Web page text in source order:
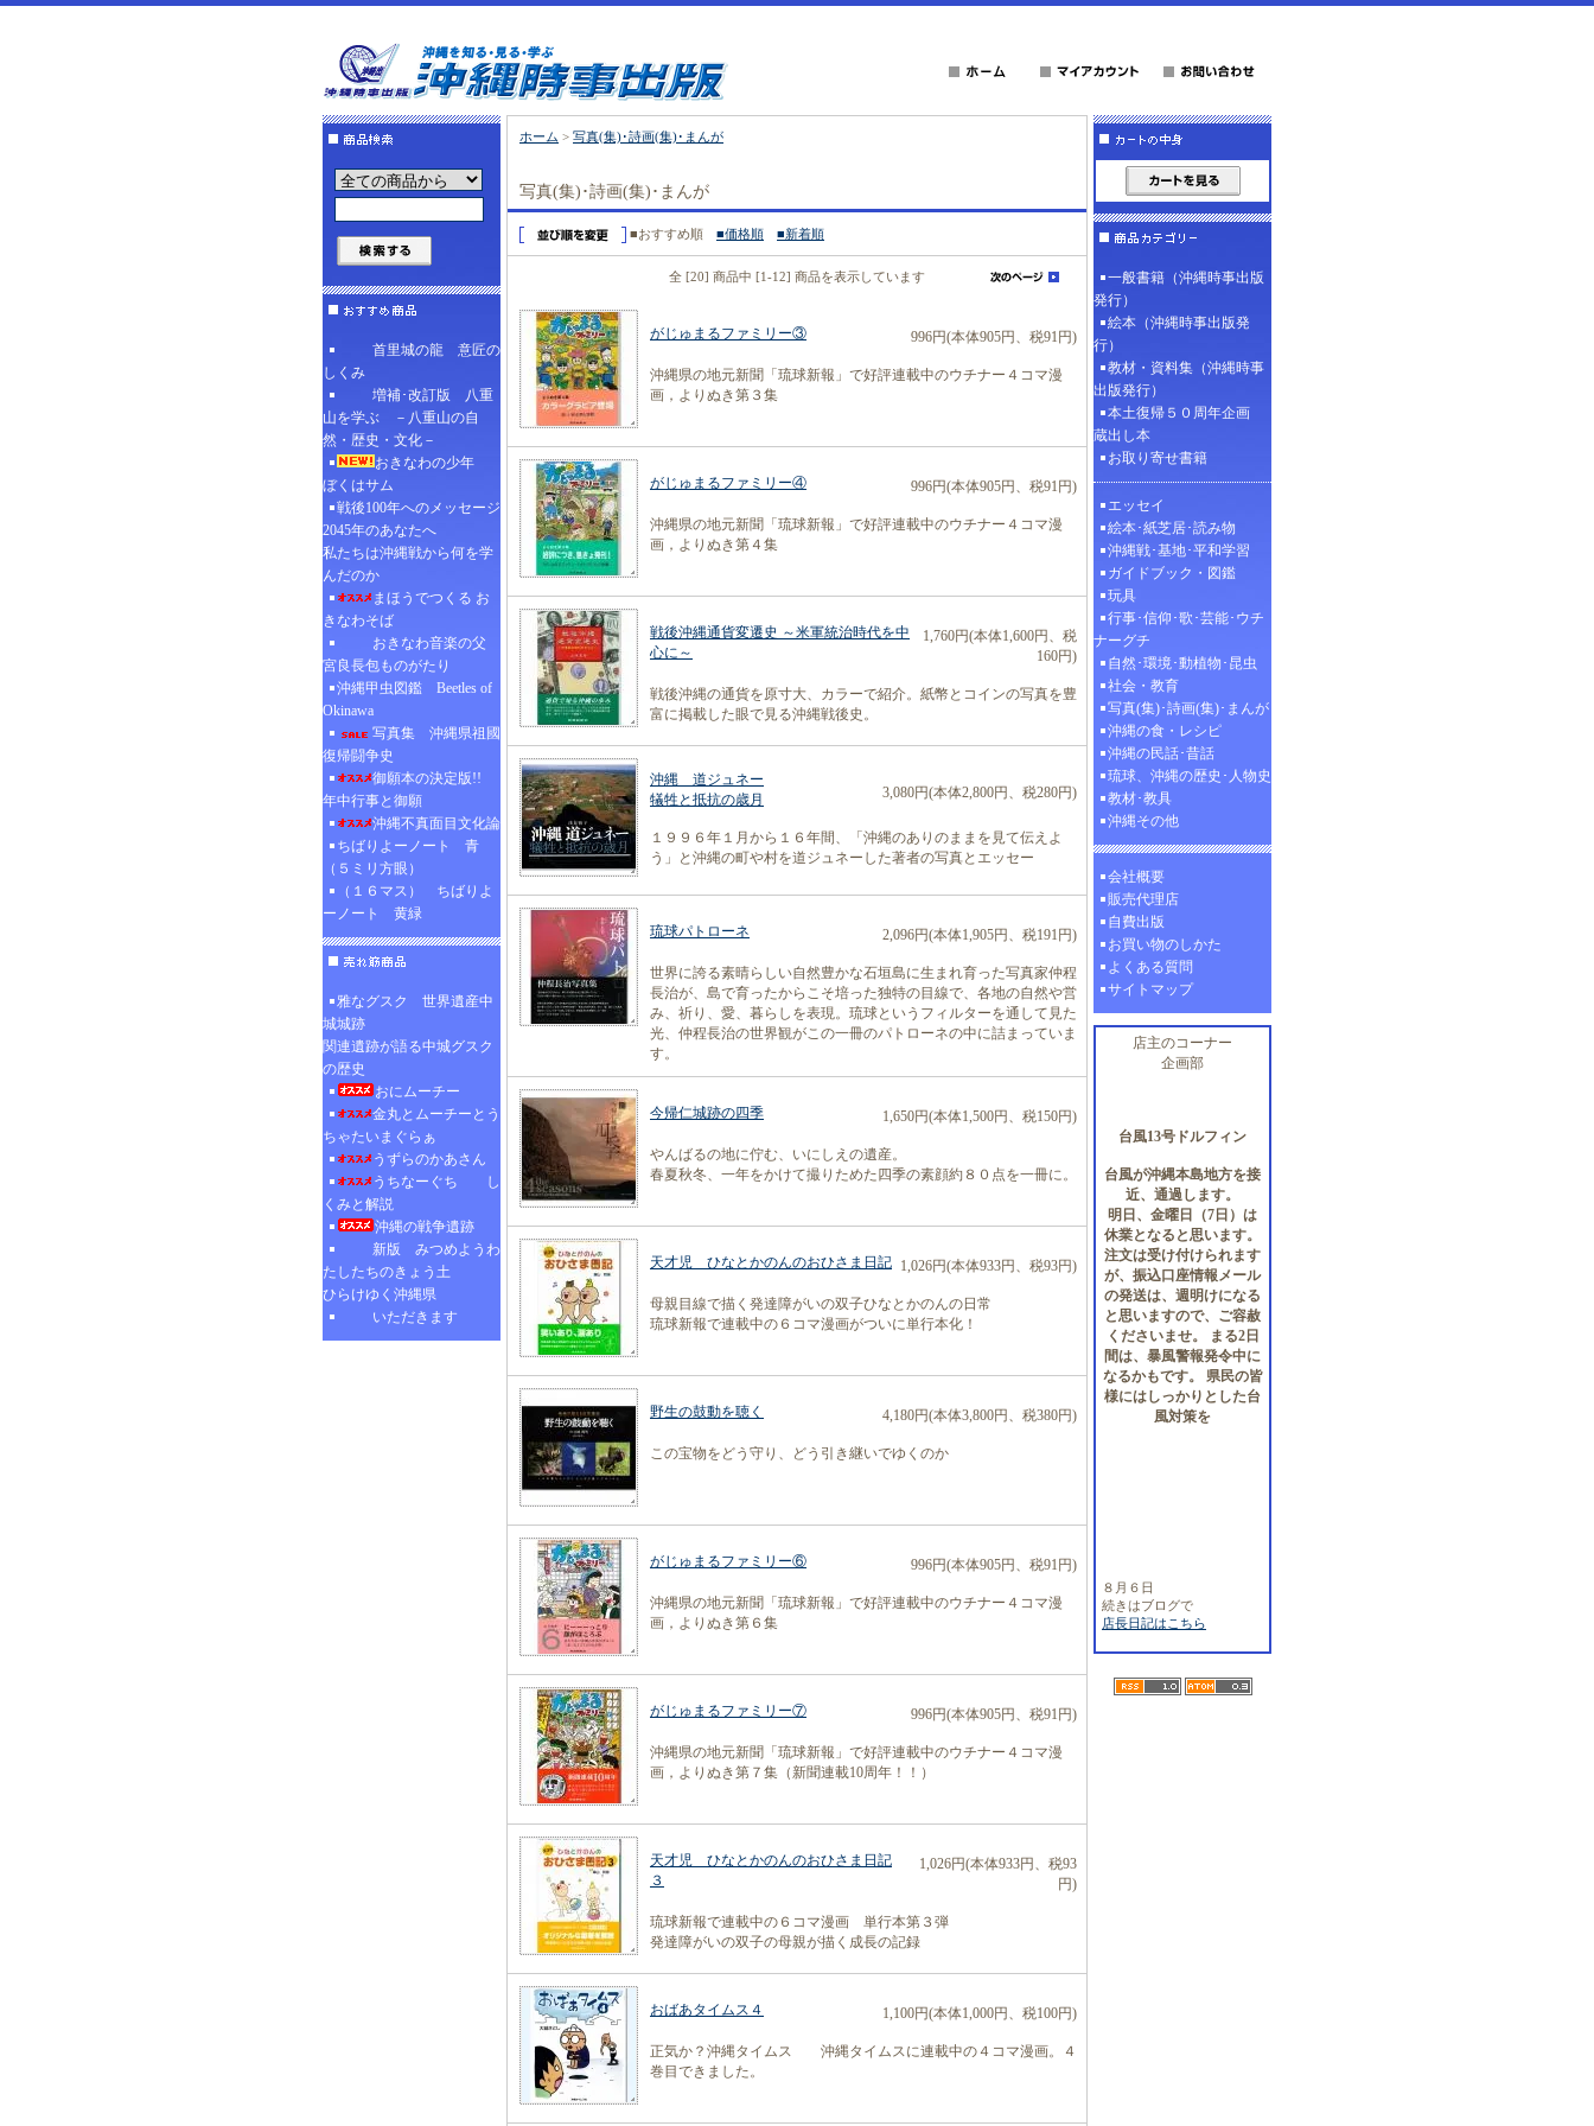
首里城の龍 意匠の
しくみ
増補･改訂版 八重
山を学ぶ －八重山の自
然・歴史・文化－
おきなわの少年
ぼくはサム
戦後100年へのメッセージ
2045年のあなたへ
私たちは沖縄戦から何を学
んだのか
まほうでつくる お
きなわそば
おきなわ音楽の父
宮良長包ものがたり
沖縄甲虫図鑑 Beetles of
Okinawa
写真集 沖縄県祖國
復帰闘争史
御願本の決定版!!
年中行事と御願
沖縄不真面目文化論
ちばりよーノート 青
（５ミリ方眼）
（１６マス） ちばりよ
ーノート 黄緑
雅なグスク 世界遺産中
城城跡
関連遺跡が語る中城グスク
の歴史
おにムーチー
金丸とムーチーとう
ちゃたいまぐらぁ
うずらのかあさん
うちなーぐち し
くみと解説
沖縄の戦争遺跡
新版 みつめようわ
たしたちのきょう土
ひらけゆく沖縄県
いただきます
ホーム > 写真(集)･詩画(集)･まんが
写真(集)･詩画(集)･まんが
■おすすめ順 ■価格順 ■新着順
全 [20] 商品中 [1-12] 商品を表示しています
がじゅまるファミリー③ 996円(本体905円、税91円)
沖縄県の地元新聞「琉球新報」で好評連載中のウチナー４コマ漫
画，よりぬき第３集
がじゅまるファミリー④ 996円(本体905円、税91円)
沖縄県の地元新聞「琉球新報」で好評連載中のウチナー４コマ漫
画，よりぬき第４集
戦後沖縄通貨変遷史 ～米軍統治時代を中
心に～
1,760円(本体1,600円、税
160円)
戦後沖縄の通貨を原寸大、カラーで紹介。紙幣とコインの写真を豊
富に掲載した眼で見る沖縄戦後史。
沖縄 道ジュネー
犠牲と抵抗の歳月
3,080円(本体2,800円、税280円)
１９９６年１月から１６年間、「沖縄のありのままを見て伝えよ
う」と沖縄の町や村を道ジュネーした著者の写真とエッセー
琉球パトローネ 2,096円(本体1,905円、税191円)
世界に誇る素晴らしい自然豊かな石垣島に生まれ育った写真家仲程
長治が、島で育ったからこそ培った独特の目線で、各地の自然や営
み、祈り、愛、暮らしを表現。琉球というフィルターを通して見た
光、仲程長治の世界観がこの一冊のパトローネの中に詰まっていま
す。
今帰仁城跡の四季 1,650円(本体1,500円、税150円)
やんばるの地に佇む、いにしえの遺産。
春夏秋冬、一年をかけて撮りためた四季の素顔約８０点を一冊に。
天才児 ひなとかのんのおひさま日記 1,026円(本体933円、税93円)
母親目線で描く発達障がいの双子ひなとかのんの日常
琉球新報で連載中の６コマ漫画がついに単行本化！
野生の鼓動を聴く 4,180円(本体3,800円、税380円)
この宝物をどう守り、どう引き継いでゆくのか
がじゅまるファミリー⑥ 996円(本体905円、税91円)
沖縄県の地元新聞「琉球新報」で好評連載中のウチナー４コマ漫
画，よりぬき第６集
がじゅまるファミリー⑦ 996円(本体905円、税91円)
沖縄県の地元新聞「琉球新報」で好評連載中のウチナー４コマ漫
画，よりぬき第７集（新聞連載10周年！！）
天才児 ひなとかのんのおひさま日記
３
1,026円(本体933円、税93
円)
琉球新報で連載中の６コマ漫画 単行本第３弾
発達障がいの双子の母親が描く成長の記録
おばあタイムス４ 1,100円(本体1,000円、税100円)
正気か？沖縄タイムス 沖縄タイムスに連載中の４コマ漫画。４
巻目できました。
一般書籍（沖縄時事出版
発行）
絵本（沖縄時事出版発
行）
教材・資料集（沖縄時事
出版発行）
本土復帰５０周年企画
蔵出し本
お取り寄せ書籍
エッセイ
絵本･紙芝居･読み物
沖縄戦･基地･平和学習
ガイドブック・図鑑
玩具
行事･信仰･歌･芸能･ウチ
ナーグチ
自然･環境･動植物･昆虫
社会・教育
写真(集)･詩画(集)･まんが
沖縄の食・レシピ
沖縄の民話･昔話
琉球、沖縄の歴史･人物史
教材･教具
沖縄その他
会社概要
販売代理店
自費出版
お買い物のしかた
よくある質問
サイトマップ
店主のコーナー
企画部
台風13号ドルフィン
台風が沖縄本島地方を接
近、通過します。
明日、金曜日（7日）は
休業となると思います。
注文は受け付けられます
が、振込口座情報メール
の発送は、週明けになる
と思いますので、ご容赦
くださいませ。 まる2日
間は、暴風警報発令中に
なるかもです。 県民の皆
様にはしっかりとした台
風対策を
８月６日
続きはブログで
店長日記はこちら